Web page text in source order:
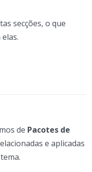
secções, o que
de Pacotes de
e aplicadas